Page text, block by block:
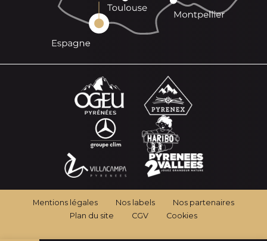
Mentions légales Nos labels
Nos partenaires
Plan du site
CGV Cookies